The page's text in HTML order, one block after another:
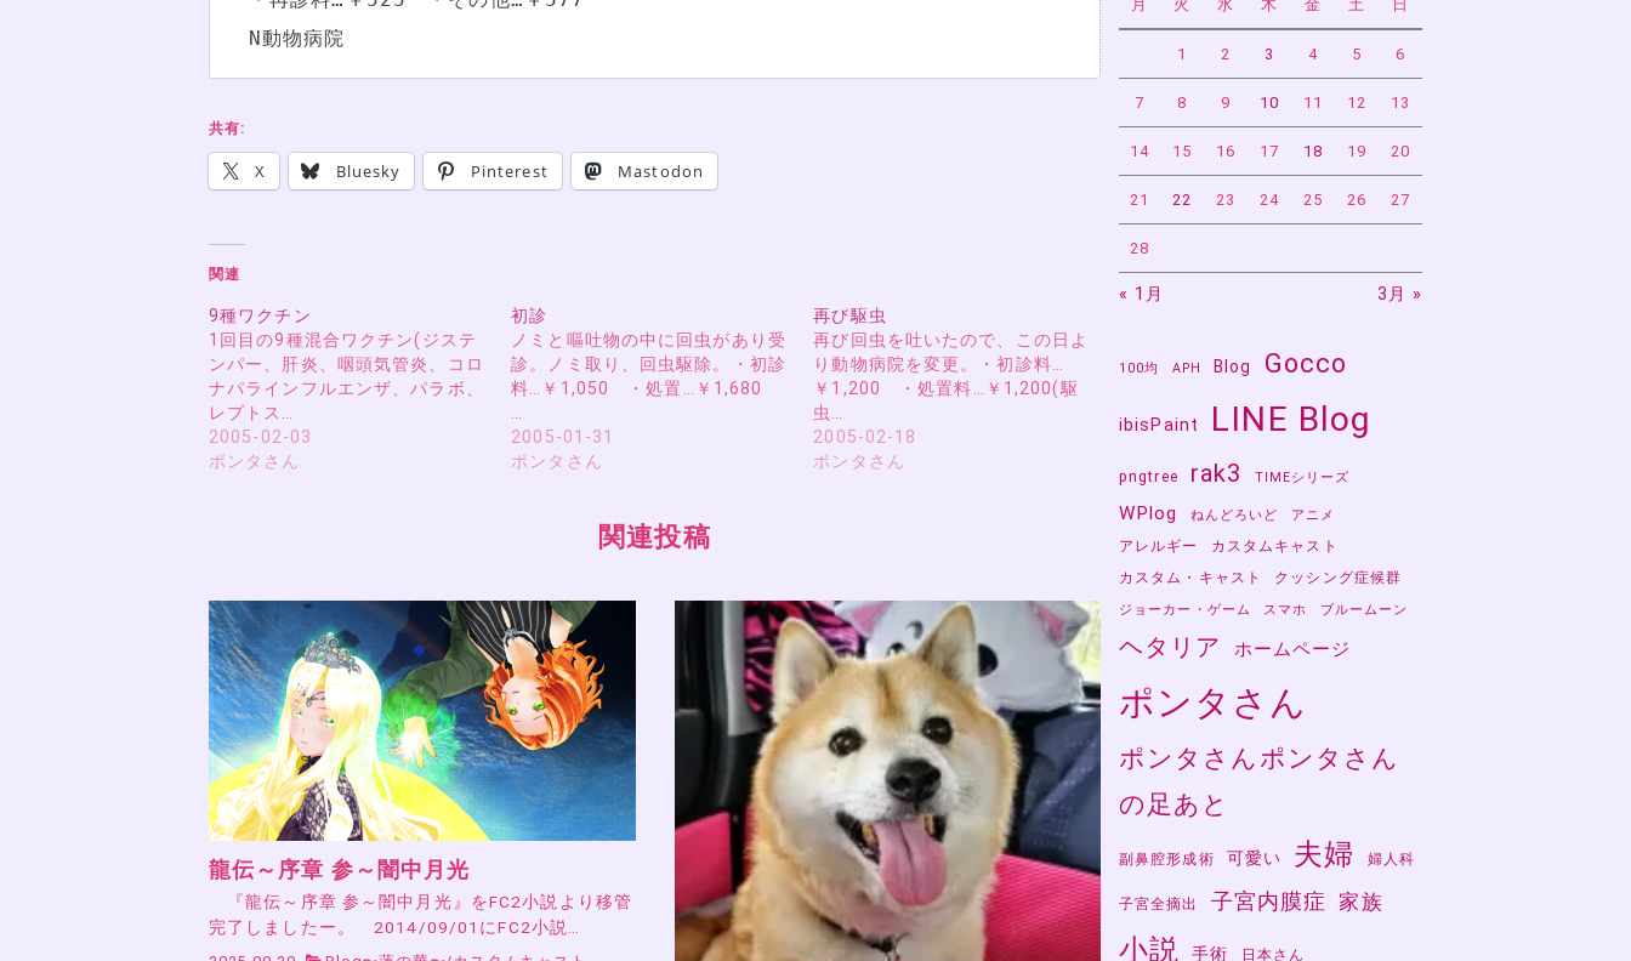
N動物病院
共有:
X Bluesky Pinterest Mastodon
関連
9種ワクチン
1回目の9種混合ワクチン(ジステ
ンパー、肝炎、咽頭気管炎、コロ
ナパラインフルエンザ、パラボ、
レプトス…
2005-02-03
ポンタさん
初診
ノミと嘔吐物の中に回虫があり受
診。ノミ取り、回虫駆除。・初診
料…￥1,050 ・処置…￥1,680
2005-01-31
ポンタさん
再び駆虫
再び回虫を吐いたので、この日よ
り動物病院を変更。・初診料…
￥1,200 ・処置料…￥1,200(駆
虫…
2005-02-18
ポンタさん
関連投稿
龍伝～序章 参～闇中月光
『龍伝～序章 参～闇中月光』をFC2小説より移管
完了しましたー。 2014/09/01にFC2小説…
月 火 水 木 金 土 日
1 2 3 4 5 6
7 8 9 10 11 12 13
14 15 16 17 18 19 20
21 22 23 24 25 26 27
28
« 1月 3月 »
100均 APH Blog Gocco
ibisPaint LINE Blog
pngtree rak3 TIMEシリーズ
WPlog ねんどろいど アニメ
アレルギー
カスタムキャスト
カスタム・キャスト
クッシング症候群
ジョーカー・ゲーム スマホ ブルームーン
ヘタリア ホームページ
ポンタさん
ポンタさんポンタさん
の足あと
副鼻腔形成術 可愛い 夫婦 婦人科
子宮全摘出 子宮内膜症 家族
小説 手術 日本さん